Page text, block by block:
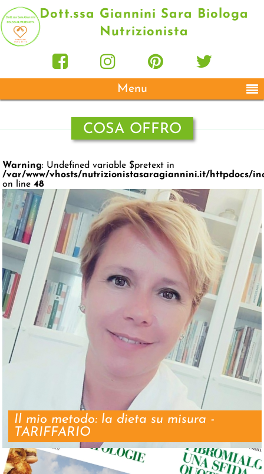
Dott.ssa Giannini Sara Biologa
Nutrizionista
Menu
COSA OFFRO
Warning: Undefined variable $pretext in
/var/www/vhosts/nutrizionistasaragiannini.it/httpdocs/
on line48
Il mio metodo: la dieta su misura -
TARIFFARIO